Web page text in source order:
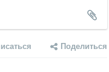
Поделиться